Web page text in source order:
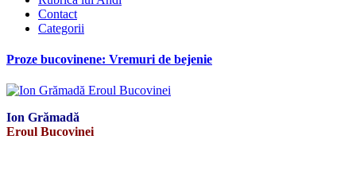
Contact
Categorii
Proze bucovinene: Vremuri de bejenie
Ion Grămadă
Eroul Bucovinei